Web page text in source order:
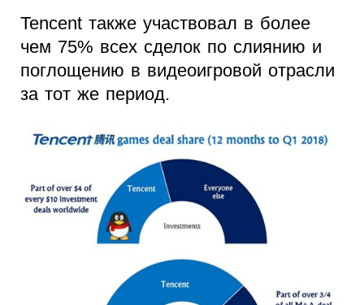
Tencent также участвовал в более
чем 75% всех сделок по слиянию и
поглощению в видеоигровой отрасли
за тот же период.